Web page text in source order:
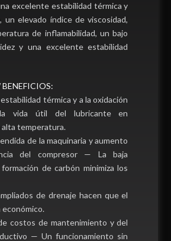
excelente estabilidad térmica y
un elevado índice de viscosidad,
de inflamabilidad, un bajo
y una excelente estabilidad
térmica y a la oxidación
vida útil del lubricante en
alta temperatura.
de la maquinaria y aumento
del compresor — La baja
de carbón minimiza los
de drenaje hacen que el
costos de mantenimiento y del
— Un funcionamiento sin